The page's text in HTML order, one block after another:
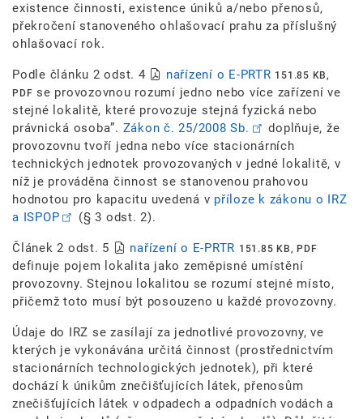
existence činnosti, existence úniků a/nebo přenosů,
překročení stanoveného ohlašovací prahu za příslušný
ohlašovací rok.
Podle článku 2 odst. 4 nařízení o E-PRTR 151.85 KB,
PDF se provozovnou rozumí jedno nebo více zařízení ve
stejné lokalitě, které provozuje stejná fyzická nebo
právnická osoba”. Zákon č. 25/2008 Sb.
doplňuje, že
provozovnu tvoří jedna nebo více stacionárních
technických jednotek provozovaných v jedné lokalitě, v
níž je prováděna činnost se stanovenou prahovou
hodnotou pro kapacitu uvedená v příloze k zákonu o IRZ
a ISPOP
(§ 3 odst. 2).
Článek 2 odst. 5 nařízení o E-PRTR 151.85 KB, PDF
definuje pojem lokalita jako zeměpisné umístění
provozovny. Stejnou lokalitou se rozumí stejné místo,
přičemž toto musí být posouzeno u každé provozovny.
Údaje do IRZ se zasílají za jednotlivé provozovny, ve
kterých je vykonávána určitá činnost (prostřednictvím
stacionárních technologických jednotek), při které
dochází k únikům znečišťujících látek, přenosům
znečišťujících látek v odpadech a odpadních vodách a